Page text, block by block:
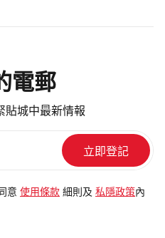
電郵
貼城中最新情報
意 使用條款 細則及 私隱政策 內